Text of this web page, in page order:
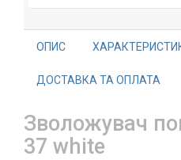
ОПИС
ДОСТАВКА ТА ОПЛАТА
Зволожувач
37 white